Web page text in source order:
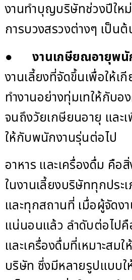
งานทำบุญบริษัทช่วงปีให
การบวงสรวงต่างๆ เป็นต้
● งานเกษียณอายุพนั
งานเลี้ยงที่จัดขึ้นเพื่อให้
ทำงานอย่างทุ่มเทให้กับอ
จนถึงวัยเกษียนอายุ และ
ให้กับพนักงานรุ่นต่อไป
อาหาร และเครื่องดื่ม คือ
ในงานเลี้ยงบริษัททุกประ
และทุกสถานที่ เมื่อผู้จัดง
แน่นอนแล้ว ลำดับต่อไปคื
และเครื่องดื่มที่เหมาะสม
บริษัท ซึ่งมีหลายรูปแบบใ